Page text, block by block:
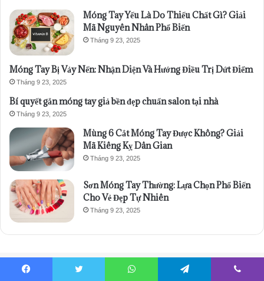
Móng Tay Yếu Là Do Thiếu Chất Gì? Giải
Mã Nguyên Nhân Phổ Biến
Tháng 9 23, 2025
Móng Tay Bị Vảy Nến: Nhận Diện Và Hướng Điều Trị Dứt Điểm
Tháng 9 23, 2025
Bí quyết gắn móng tay giả bền đẹp chuẩn salon tại nhà
Tháng 9 23, 2025
Mùng 6 Cắt Móng Tay Được Không? Giải
Mã Kiêng Kỵ Dân Gian
Tháng 9 23, 2025
Sơn Móng Tay Thường: Lựa Chọn Phổ Biến
Cho Vẻ Đẹp Tự Nhiên
Tháng 9 23, 2025
Nail Đẹp (anhnail.net) – Khám phá những mẫu nail đẹp, móng xinh dành